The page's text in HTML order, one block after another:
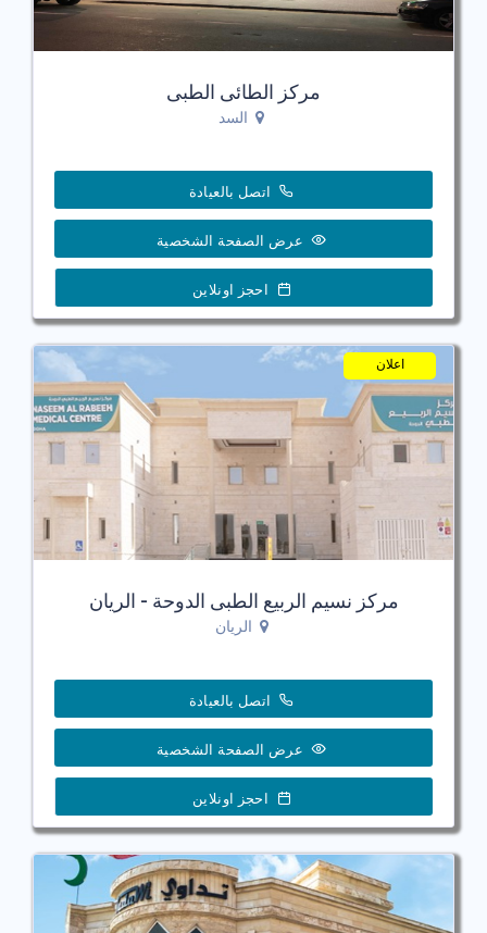
مركز الطائى الطبى
السد
اتصل بالعيادة
عرض الصفحة الشخصية
احجز اونلاين
اعلان
مركز نسيم الربيع الطبى الدوحة - الريان
الريان
اتصل بالعيادة
عرض الصفحة الشخصية
احجز اونلاين